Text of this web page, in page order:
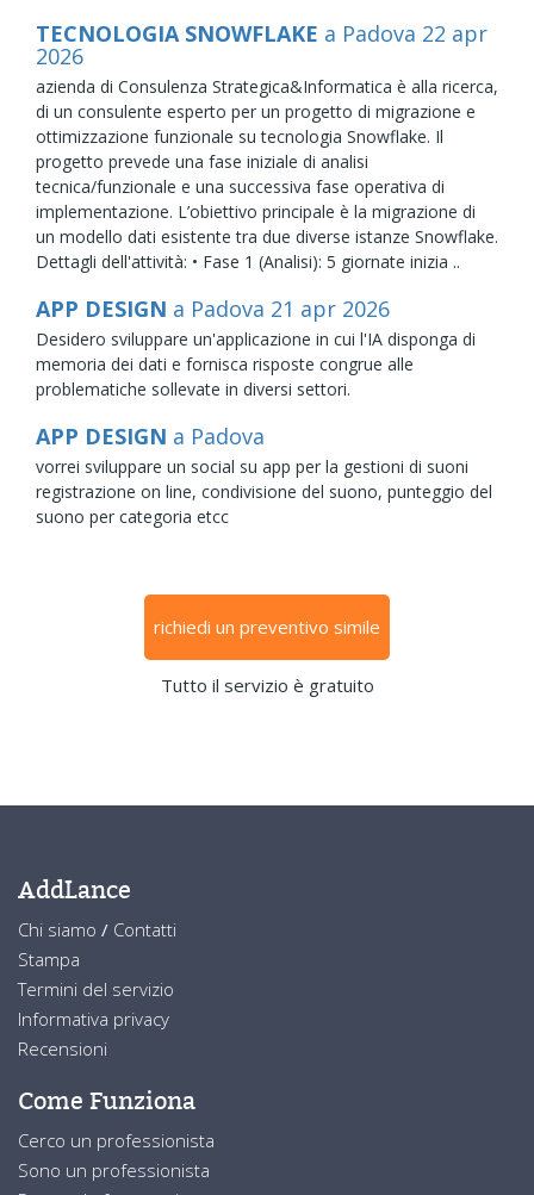
TECNOLOGIA SNOWFLAKE a Padova 22 apr
2026
azienda di Consulenza Strategica&Informatica è alla ricerca,
di un consulente esperto per un progetto di migrazione e
ottimizzazione funzionale su tecnologia Snowflake. Il
progetto prevede una fase iniziale di analisi
tecnica/funzionale e una successiva fase operativa di
implementazione. L’obiettivo principale è la migrazione di
un modello dati esistente tra due diverse istanze Snowflake.
Dettagli dell'attività: • Fase 1 (Analisi): 5 giornate inizia ..
APP DESIGN a Padova 21 apr 2026
Desidero sviluppare un'applicazione in cui l'IA disponga di
memoria dei dati e fornisca risposte congrue alle
problematiche sollevate in diversi settori.
APP DESIGN a Padova
vorrei sviluppare un social su app per la gestioni di suoni
registrazione on line, condivisione del suono, punteggio del
suono per categoria etcc
richiedi un preventivo simile
Tutto il servizio è gratuito
AddLance
Chi siamo / Contatti
Stampa
Termini del servizio
Informativa privacy
Recensioni
Come Funziona
Cerco un professionista
Sono un professionista